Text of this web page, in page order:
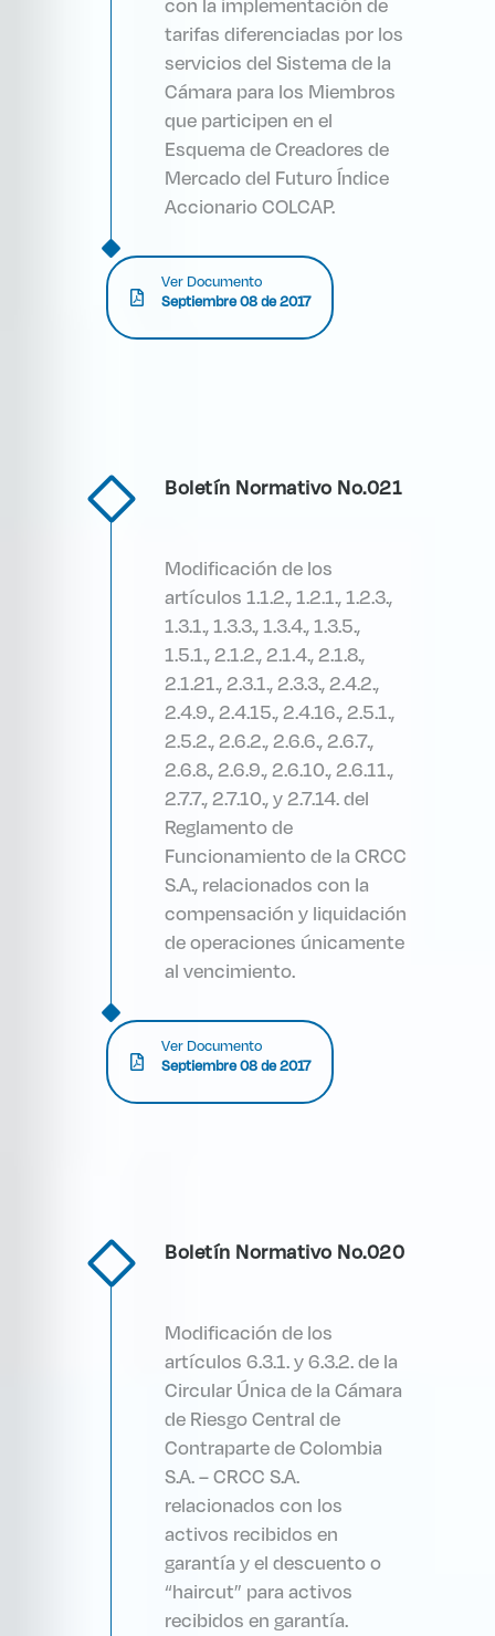
con la implementación de
tarifas diferenciadas por los
servicios del Sistema de la
Cámara para los Miembros
que participen en el
Esquema de Creadores de
Mercado del Futuro Índice
Accionario COLCAP.
Ver Documento
Septiembre 08 de 2017
Boletín Normativo No.021
Modificación de los
artículos 1.1.2., 1.2.1., 1.2.3.,
1.3.1., 1.3.3., 1.3.4., 1.3.5.,
1.5.1., 2.1.2., 2.1.4., 2.1.8.,
2.1.21., 2.3.1., 2.3.3., 2.4.2.,
2.4.9., 2.4.15., 2.4.16., 2.5.1.,
2.5.2., 2.6.2., 2.6.6., 2.6.7.,
2.6.8., 2.6.9., 2.6.10., 2.6.11.,
2.7.7., 2.7.10., y 2.7.14. del
Reglamento de
Funcionamiento de la CRCC
S.A., relacionados con la
compensación y liquidación
de operaciones únicamente
al vencimiento.
Ver Documento
Septiembre 08 de 2017
Boletín Normativo No.020
Modificación de los
artículos 6.3.1. y 6.3.2. de la
Circular Única de la Cámara
de Riesgo Central de
Contraparte de Colombia
S.A. – CRCC S.A.
relacionados con los
activos recibidos en
garantía y el descuento o
“haircut” para activos
recibidos en garantía.